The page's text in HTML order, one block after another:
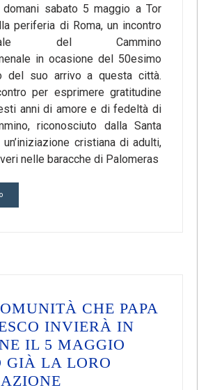
domani sabato 5 maggio a Tor
periferia di Roma, un incontro
del Cammino
in ocasione del 50esimo
del suo arrivo a questa città.
per esprimere gratitudine
anni di amore e di fedeltà di
riconosciuto dalla Santa
cristiana di adulti,
nelle baracche di Palomeras
CHE PAPA
INVIERÀ IN
IL 5 MAGGIO
GIÀ LA LORO